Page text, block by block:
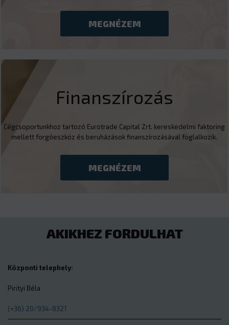
MEGNÉZEM
Finanszírozás
Cégcsoportunkhoz tartozó Eurotrade Capital Zrt. kereskedelmi faktoring
mellett forgóeszköz és beruházások finanszírozásával foglalkozik.
MEGNÉZEM
AKIKHEZ FORDULHAT
Központi telephely:
Pirityi Béla
(+36) 20/934-8321